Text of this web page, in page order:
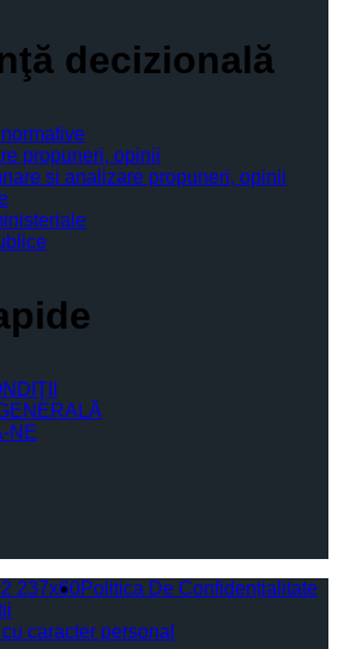
decizională
propuneri, opinii
si analizare propuneri, opinii
NE
Politica De Confidențialitate
caracter personal